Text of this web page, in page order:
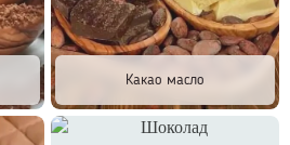
Какао масло